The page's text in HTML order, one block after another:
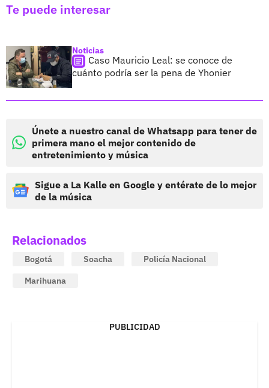
Te puede interesar
Noticias
Caso Mauricio Leal: se conoce de
cuánto podría ser la pena de Yhonier
Únete a nuestro canal de Whatsapp para tener de
primera mano el mejor contenido de
entretenimiento y música
Sigue a La Kalle en Google y entérate de lo mejor
de la música
Relacionados
Bogotá Soacha
Policía Nacional
Marihuana
PUBLICIDAD